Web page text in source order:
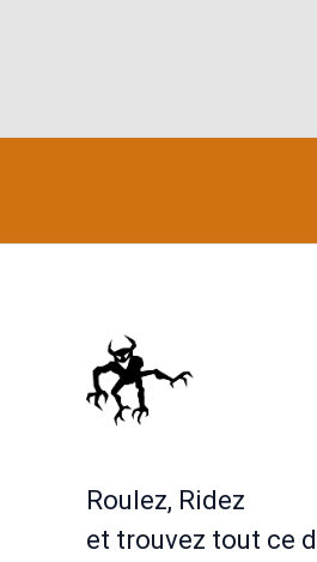
Roulez, Ridez
et trouvez tout ce